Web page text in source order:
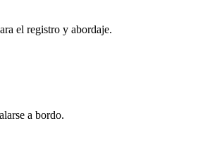
el registro y abordaje.
a bordo.